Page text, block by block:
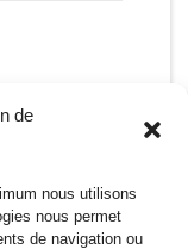
de
nous utilisons
nous permet
de navigation ou
TEST